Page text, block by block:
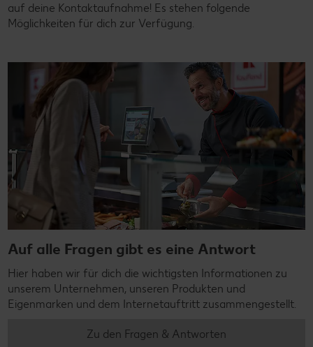
auf deine Kontaktaufnahme! Es stehen folgende
Möglichkeiten für dich zur Verfügung.
Auf alle Fragen gibt es eine Antwort
Hier haben wir für dich die wichtigsten Informationen zu
unserem Unternehmen, unseren Produkten und
Eigenmarken und dem Internetauftritt zusammengestellt.
Zu den Fragen & Antworten